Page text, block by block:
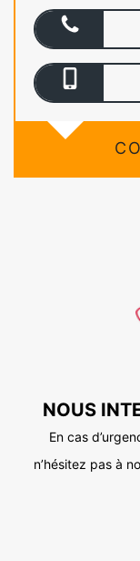
NOUS
En cas
n’hésitez pas à